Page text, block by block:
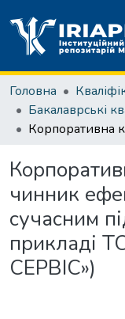
Головна
чинник
сучасним
прикладі
СЕРВІС»)